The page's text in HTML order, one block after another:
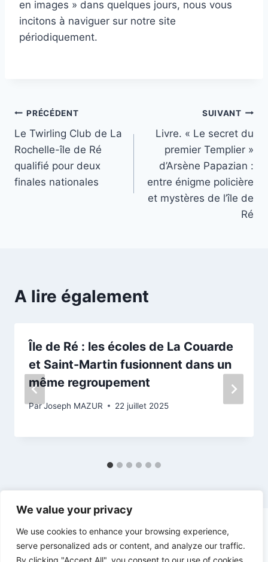
We value your privacy
We use cookies to enhance your browsing experience,
serve personalized ads or content, and analyze our traffic.
By clicking "Accept All", you consent to our use of cookies.
en images » dans quelques jours, nous vous
incitons à naviguer sur notre site
périodiquement.
Navigation
de
l’article
PRÉCÉDENT
Le Twirling Club de La
Rochelle-île de Ré
qualifié pour deux
finales nationales
SUIVANT
Livre. « Le secret du
premier Templier »
d’Arsène Papazian :
entre énigme policière
et mystères de l’île de
Ré
A lire également
Île de Ré : les écoles de La Couarde
et Saint-Martin fusionnent dans un
même regroupement
ParJoseph MAZUR 22 juillet 2025